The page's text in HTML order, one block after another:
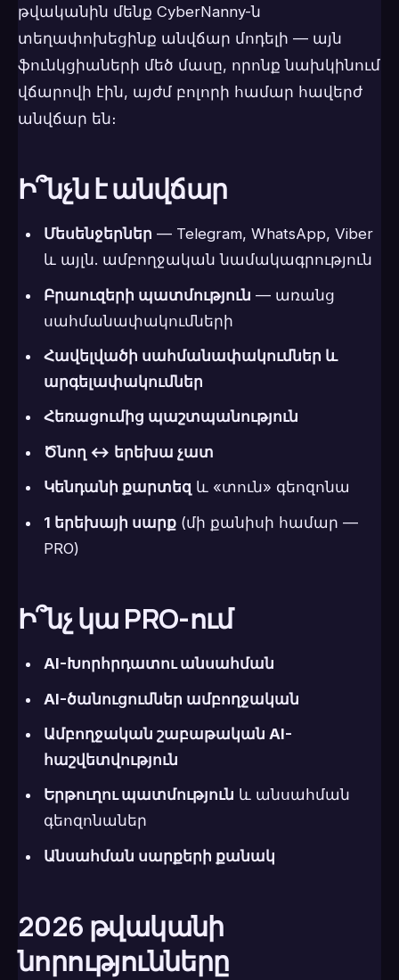
թվականին մենք CyberNanny-ն
տեղափոխեցինք անվճար մոդելի — այն
ֆունկցիաների մեծ մասը, որոնք նախկինում
վճարովի էին, այժմ բոլորի համար հավերժ
անվճար են։
Ի՞նչն է անվճար
Մեսենջերներ — Telegram, WhatsApp, Viber
և այլն. ամբողջական նամակագրություն
Բրաուզերի պատմություն — առանց
սահմանափակումների
Հավելվածի սահմանափակումներ և
արգելափակումներ
Հեռացումից պաշտպանություն
Ծնող ↔ երեխա չատ
Կենդանի քարտեզ և «տուն» գեոզոնա
1 երեխայի սարք(մի քանիսի համար —
PRO)
Ի՞նչ կա PRO-ում
AI-Խորհրդատու անսահման
AI-ծանուցումներ ամբողջական
Ամբողջական շաբաթական AI-
հաշվետվություն
Երթուղու պատմություն և անսահման
գեոզոնաներ
Անսահման սարքերի քանակ
2026 թվականի
նորությունները